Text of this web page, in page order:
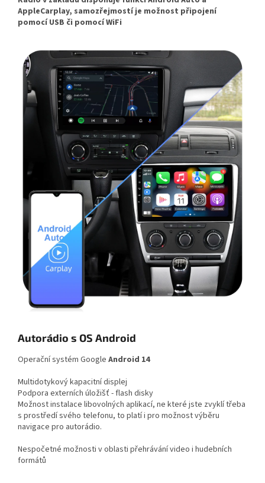
AppleCarplay, samozřejmostí je možnost připojení
pomocí USB či pomocí WiFi
Autorádio s OS Android
Operační systém Google Android 14
Multidotykový kapacitní displej
Podpora externích úložišť - flash disky
Možnost instalace libovolných aplikací, ne které jste zvyklí třeba
s prostředí svého telefonu, to platí i pro možnost výběru
navigace pro autorádio.
Nespočetné možnosti v oblasti přehrávání video i hudebních
formátů